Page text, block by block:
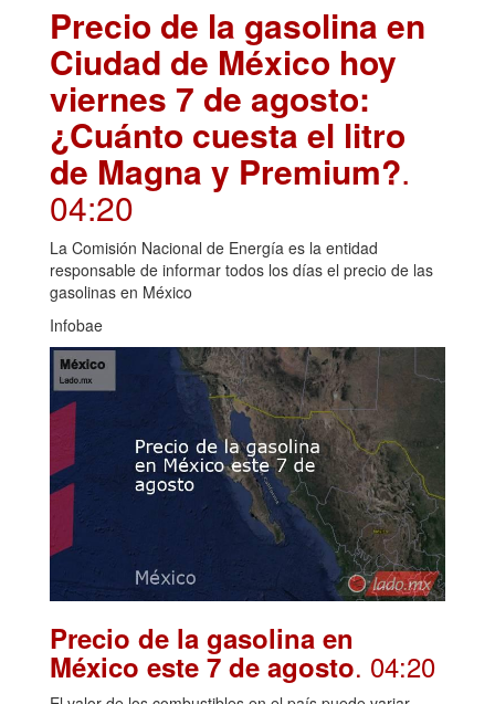
Precio de la gasolina en
Ciudad de México hoy
viernes 7 de agosto:
¿Cuánto cuesta el litro
de Magna y Premium?.
04:20
La Comisión Nacional de Energía es la entidad
responsable de informar todos los días el precio de las
gasolinas en México
Infobae
Precio de la gasolina en
México este 7 de agosto. 04:20